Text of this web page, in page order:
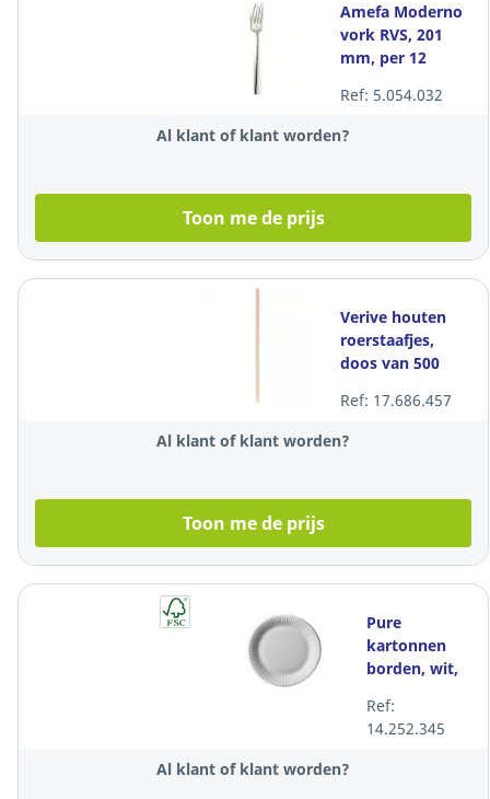
Amefa Moderno
vork RVS, 201
mm, per 12
Ref: 5.054.032
Al klant of klant worden?
Toon me de prijs
Verive houten
roerstaafjes,
doos van 500
Ref: 17.686.457
Al klant of klant worden?
Toon me de prijs
Pure
kartonnen
borden, wit,
van 25
Ref:
14.252.345
Al klant of klant worden?